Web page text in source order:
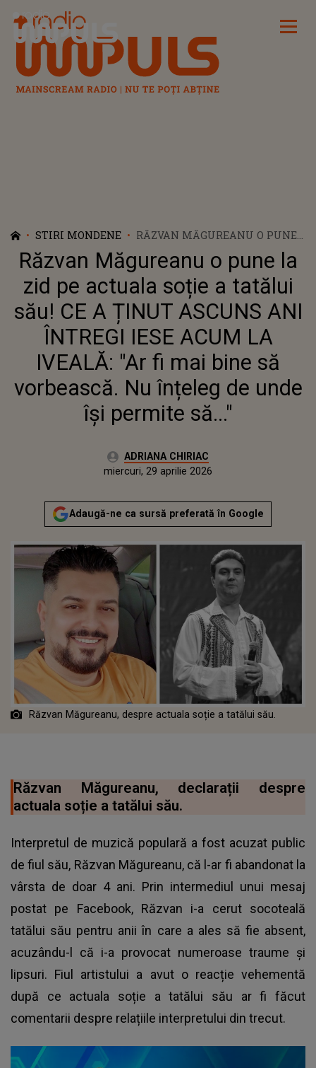
Radio Impuls
STIRI MONDENE
RĂZVAN MĂGUREANU O PUNE
LA ZID PE ACTUALA SOȚIE A
TATĂLUI SĂU! CE A ȚINUT
ASCUNS ANI ÎNTREGI IESE
ACUM LA IVEALĂ: "AR FI MAI
BINE SĂ VORBEASCĂ. NU
SĂ..."
Răzvan Măgureanu o pune la
zid pe actuala soție a tatălui
său! CE A ȚINUT ASCUNS ANI
ÎNTREGI IESE ACUM LA
IVEALĂ: "Ar fi mai bine să
vorbească. Nu înțeleg de unde
își permite să..."
Autor:ADRIANA CHIRIAC
miercuri, 29 aprilie 2026Actualizat:
miercuri, 29 aprilie 2026
Adaugă-ne ca sursă preferată în Google
Răzvan Măgureanu, despre actuala soție a tatălui său.
Răzvan Măgureanu, declarații despre
actuala soție a tatălui său.
Interpretul de muzică populară a fost acuzat public
de fiul său, Răzvan Măgureanu, că l-ar fi abandonat la
vârsta de doar 4 ani. Prin intermediul unui mesaj
postat pe Facebook, Răzvan i-a cerut socoteală
tatălui său pentru anii în care a ales să fie absent,
acuzându-l că i-a provocat numeroase traume și
lipsuri. Fiul artistului a avut o reacție vehementă
după ce actuala soție a tatălui său ar fi făcut
comentarii despre relațiile interpretului din trecut.